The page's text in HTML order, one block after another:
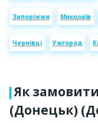
Запоріжжя Миколаїв
Чернівці Ужгород
Як замовити
(Донецьк)